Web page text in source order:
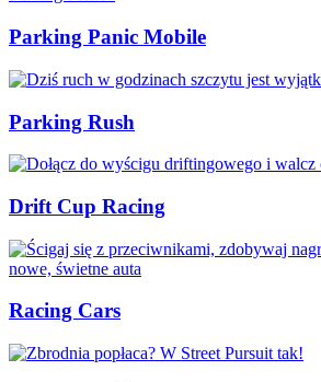
Parking Panic Mobile
Parking Rush
Drift Cup Racing
Racing Cars